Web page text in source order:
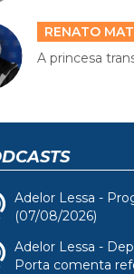
RENATO
A princesa
Adelor Lessa -
(07/08/2026)
Adelor Lessa -
Porta comenta